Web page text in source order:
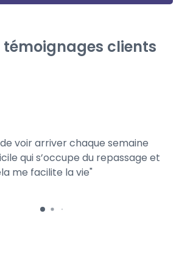
témoignages clients
voir arriver chaque semaine
qui s’occupe du repassage et
me facilite la vie